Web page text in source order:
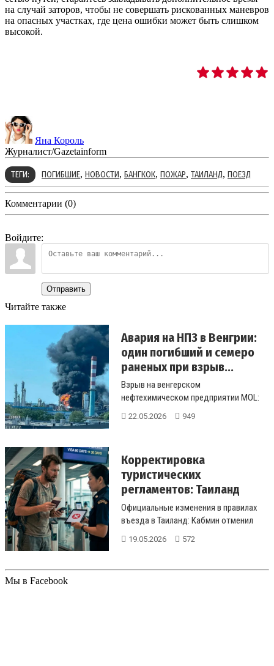
на случай заторов, чтобы не совершать рискованных маневров
на опасных участках, где цена ошибки может быть слишком
высокой.
Яна Король
Журналист/Gazetainform
ТЕГИ: ПОГИБШИЕ, НОВОСТИ, БАНГКОК, ПОЖАР, ТАИЛАНД, ПОЕЗД
Комментарии (0)
Войдите:
Отправить
Читайте также
Авария на НПЗ в Венгрии:
один погибший и семеро
раненых при взрыв...
Взрыв на венгерском
нефтехимическом предприятии MOL:
хроника событий 22 мая. Пожар
22.05.2026 949
Корректировка
туристических
регламентов: Таиланд
возвращается к ж...
Официальные изменения в правилах
въезда в Таиланд: Кабмин отменил
двухмесячный безвиз. Каковы новые
19.05.2026 572
Мы в Facebook